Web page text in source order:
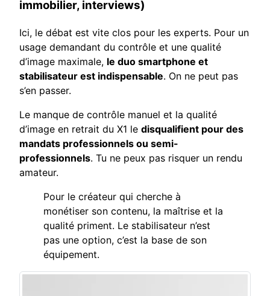
immobilier, interviews)
Ici, le débat est vite clos pour les experts. Pour un
usage demandant du contrôle et une qualité
d’image maximale, le duo smartphone et
stabilisateur est indispensable. On ne peut pas
s’en passer.
Le manque de contrôle manuel et la qualité
d’image en retrait du X1 le disqualifient pour des
mandats professionnels ou semi-
professionnels. Tu ne peux pas risquer un rendu
amateur.
Pour le créateur qui cherche à
monétiser son contenu, la maîtrise et la
qualité priment. Le stabilisateur n’est
pas une option, c’est la base de son
équipement.